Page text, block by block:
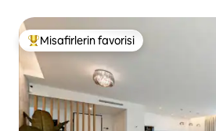
Misafirlerin favorilerinden en
Misafirlerin favorisi